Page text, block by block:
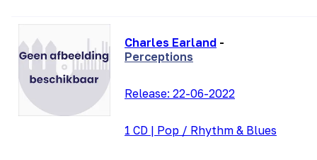
Charles Earland -
Perceptions
Release: 22-06-2022
1 CD | Pop / Rhythm & Blues